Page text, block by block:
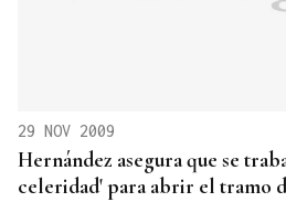
29 NOV 2009
Hernández asegura que se
celeridad' para abrir el tramo